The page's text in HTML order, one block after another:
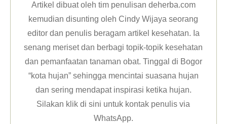
Artikel dibuat oleh tim penulisan deherba.com
kemudian disunting oleh Cindy Wijaya seorang
editor dan penulis beragam artikel kesehatan. Ia
senang meriset dan berbagi topik-topik kesehatan
dan pemanfaatan tanaman obat. Tinggal di Bogor
“kota hujan” sehingga mencintai suasana hujan
dan sering mendapat inspirasi ketika hujan.
Silakan klikdi sini untuk kontak penulis via
WhatsApp.